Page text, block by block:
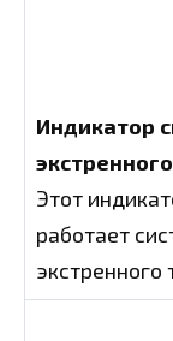
Индикатор
Этот
работает